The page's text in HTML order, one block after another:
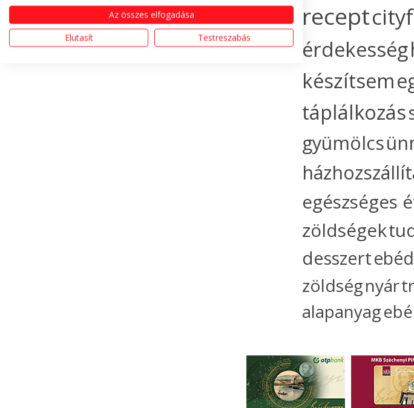
recept
érdekesség
készítsem
táplálkozás
gyümölcs
egészséges
zöldségek
desszert
zöldségnyár
alapanyag
Az összes elfogadása
Elutasít
Testreszabás